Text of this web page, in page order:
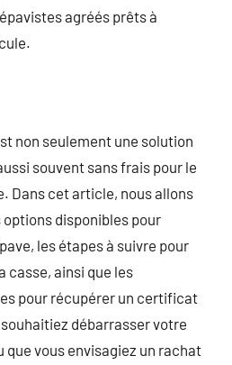
agréés prêts à
non seulement une solution
souvent sans frais pour le
Dans cet article, nous allons
disponibles pour
les étapes à suivre pour
casse, ainsi que les
pour récupérer un certificat
débarrasser votre
vous envisagiez un rachat